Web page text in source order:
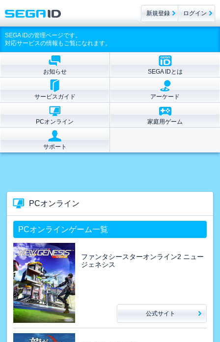
SEGA IDの管理ページです。
対応サービスの情報もご覧になれます。
お知らせ SEGA IDとは
サービスガイド アーケード
PCオンライン 家庭用ゲーム
サポート
PCオンライン
PCオンラインゲーム一覧
ファンタシースターオンライン2 ニュー
ジェネシス
公式サイト
新規登録 ログイン